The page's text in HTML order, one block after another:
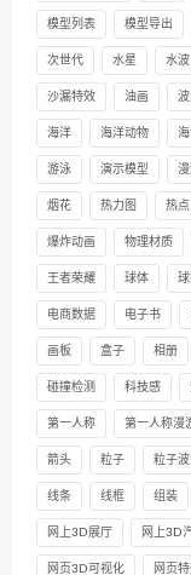
模型列表 模型导出
次世代 水星 水波
沙漏特效 油画 波
海洋 海洋动物
游泳 演示模型
烟花 热力图 热点
爆炸动画 物理材质
王者荣耀 球体 球
电商数据 电子书
画板 盒子 相册
碰撞检测 科技感
第一人称 第一人称漫
箭头 粒子 粒子波
线条 线框 组装
网上3D展厅 网上3D
网页3D可视化 网页